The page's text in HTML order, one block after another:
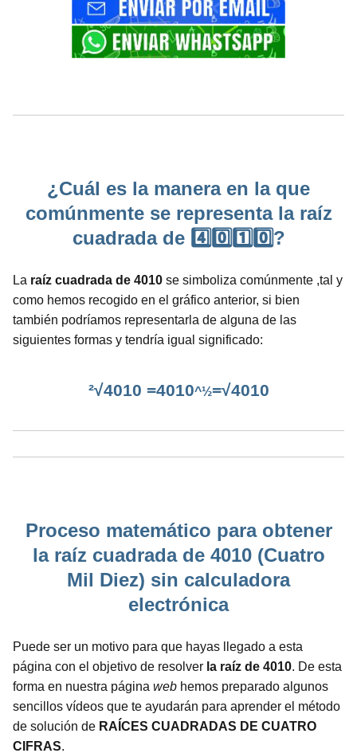
¿Cuál es la manera en la que
comúnmente se representa la raíz
cuadrada de 4️⃣0️⃣1️⃣0️⃣?
La raíz cuadrada de 4010 se simboliza comúnmente ,tal y
como hemos recogido en el gráfico anterior, si bien
también podríamos representarla de alguna de las
siguientes formas y tendría igual significado:
²√4010 =4010^½=√4010
Proceso matemático para obtener
la raíz cuadrada de 4010 (Cuatro
Mil Diez) sin calculadora
electrónica
Puede ser un motivo para que hayas llegado a esta
página con el objetivo de resolver la raíz de 4010. De esta
forma en nuestra página web hemos preparado algunos
sencillos vídeos que te ayudarán para aprender el método
de solución de RAÍCES CUADRADAS DE CUATRO
CIFRAS.